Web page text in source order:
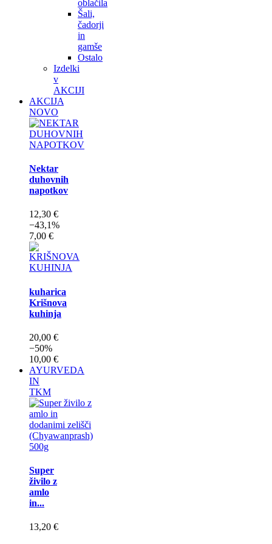
oblačila
Šali,
čadorji
in
gamše
Ostalo
Izdelki
v
AKCIJI
AKCIJA
NOVO
Nektar
duhovnih
napotkov
12,30 €
−43,1%
7,00 €
kuharica
Krišnova
kuhinja
20,00 €
−50%
10,00 €
AYURVEDA
IN
TKM
Super
živilo z
amlo
in...
13,20 €